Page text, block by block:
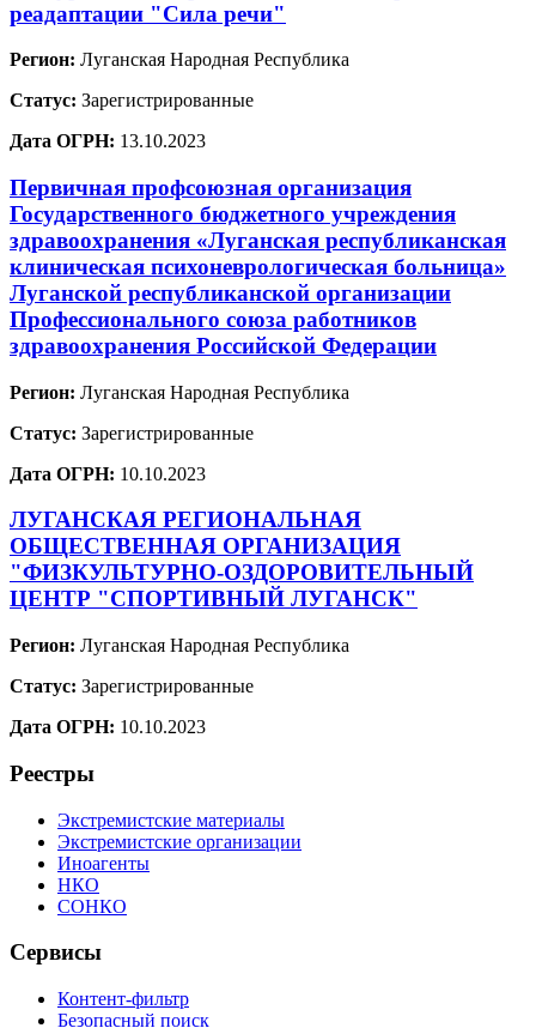
реадаптации "Сила речи"
Регион: Луганская Народная Республика
Статус: Зарегистрированные
Дата ОГРН: 13.10.2023
Первичная профсоюзная организация
Государственного бюджетного учреждения
здравоохранения «Луганская республиканская
клиническая психоневрологическая больница»
Луганской республиканской организации
Профессионального союза работников
здравоохранения Российской Федерации
Регион: Луганская Народная Республика
Статус: Зарегистрированные
Дата ОГРН: 10.10.2023
ЛУГАНСКАЯ РЕГИОНАЛЬНАЯ
ОБЩЕСТВЕННАЯ ОРГАНИЗАЦИЯ
"ФИЗКУЛЬТУРНО-ОЗДОРОВИТЕЛЬНЫЙ
ЦЕНТР "СПОРТИВНЫЙ ЛУГАНСК"
Регион: Луганская Народная Республика
Статус: Зарегистрированные
Дата ОГРН: 10.10.2023
Реестры
Экстремистские материалы
Экстремистские организации
Иноагенты
НКО
СОНКО
Сервисы
Контент-фильтр
Безопасный поиск